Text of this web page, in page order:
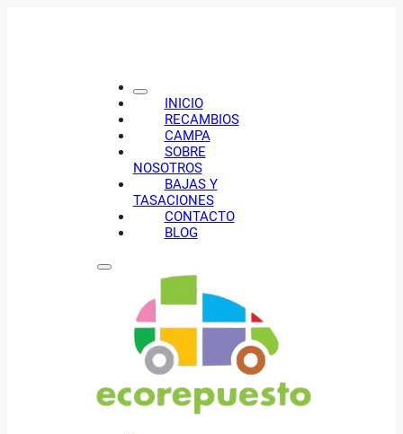
INICIO
RECAMBIOS
CAMPA
SOBRE
NOSOTROS
BAJAS Y
TASACIONES
CONTACTO
BLOG